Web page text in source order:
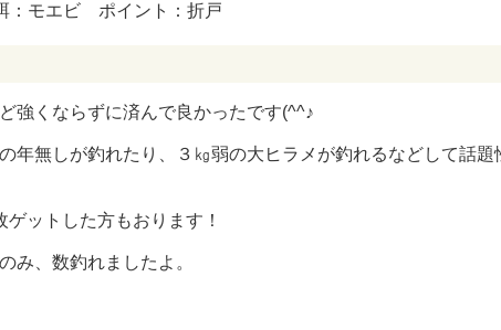
モエビ ポイント：折戸
強くならずに済んで良かったです(^^♪
年無しが釣れたり、３㎏弱の大ヒラメが釣れるなどして話題
ットした方もおります！
み、数釣れましたよ。